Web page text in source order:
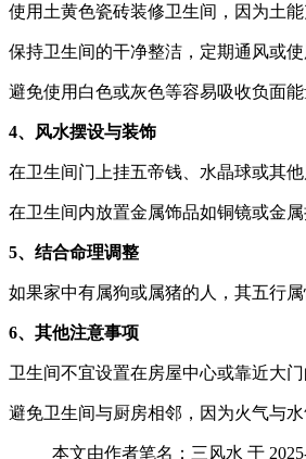
使用土黄色瓷砖装修卫生间，因为土
保持卫生间的干净整洁，定期通风或
避免使用白色或灰色等容易吸收负面
4、风水摆设与装饰
在卫生间门上挂五帝钱、水晶球或其
在卫生间内放置金属饰品如铜镜或金
5、结合命理调整
如果家中有属狗或属猪的人，其五行
6、其他注意事项
卫生间不宜设置在房屋中心或靠近大
避免卫生间与厨房相邻，因为火气与水
本文由作者笔名：三风水 于